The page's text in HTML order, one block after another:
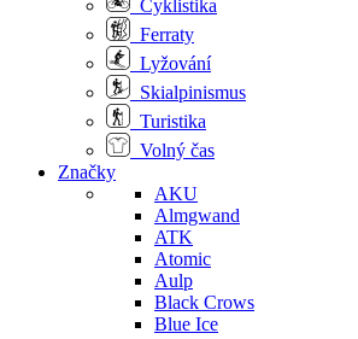
Cyklistika
Ferraty
Lyžování
Skialpinismus
Turistika
Volný čas
Značky
AKU
Almgwand
ATK
Atomic
Aulp
Black Crows
Blue Ice